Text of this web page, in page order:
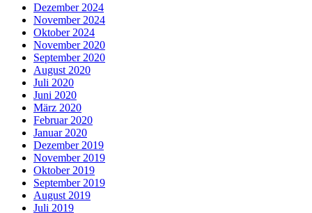
Dezember 2024
November 2024
Oktober 2024
November 2020
September 2020
August 2020
Juli 2020
Juni 2020
März 2020
Februar 2020
Januar 2020
Dezember 2019
November 2019
Oktober 2019
September 2019
August 2019
Juli 2019